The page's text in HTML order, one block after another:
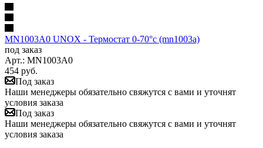
MN1003A0 UNOX - Термостат 0-70°с (mn1003a)
под заказ
Арт.: MN1003A0
454 руб.
Под заказ
Наши менеджеры обязательно свяжутся с вами и уточнят
условия заказа
Под заказ
Наши менеджеры обязательно свяжутся с вами и уточнят
условия заказа